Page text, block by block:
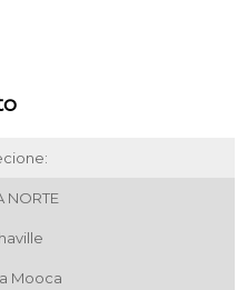
NORTE
Mooca